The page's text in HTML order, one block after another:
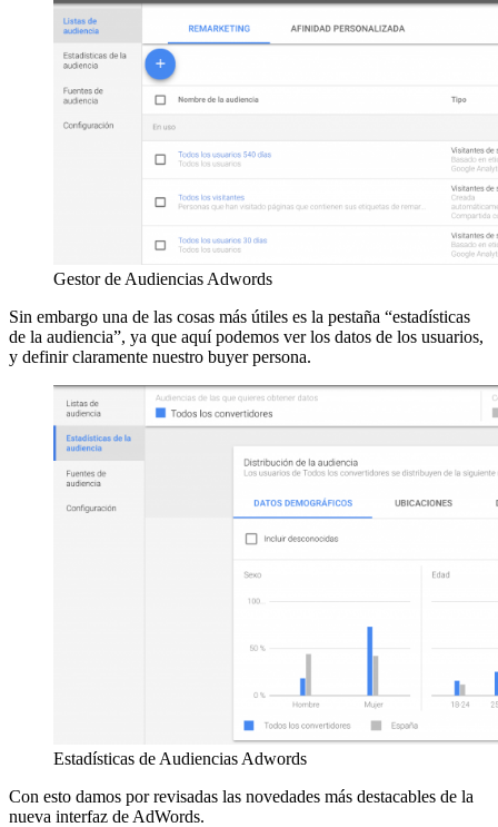
Gestor de Audiencias Adwords
Sin embargo una de las cosas más útiles es la pestaña “estadísticas
de la audiencia”, ya que aquí podemos ver los datos de los usuarios,
y definir claramente nuestro buyer persona.
Estadísticas de Audiencias Adwords
Con esto damos por revisadas las novedades más destacables de la
nueva interfaz de AdWords.